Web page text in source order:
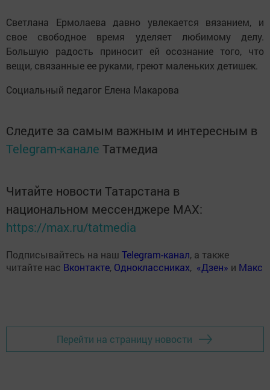
Светлана Ермолаева давно увлекается вязанием, и
свое свободное время уделяет любимому делу.
Большую радость приносит ей осознание того, что
вещи, связанные ее руками, греют маленьких детишек.
Социальный педагог Елена Макарова
Следите за самым важным и интересным в
Telegram-канале Татмедиа
Читайте новости Татарстана в
национальном мессенджере MАХ:
https://max.ru/tatmedia
Подписывайтесь на наш Telegram-канал, а также
читайте нас Вконтакте, Одноклассниках, «Дзен» и Макс
Перейти на страницу новости